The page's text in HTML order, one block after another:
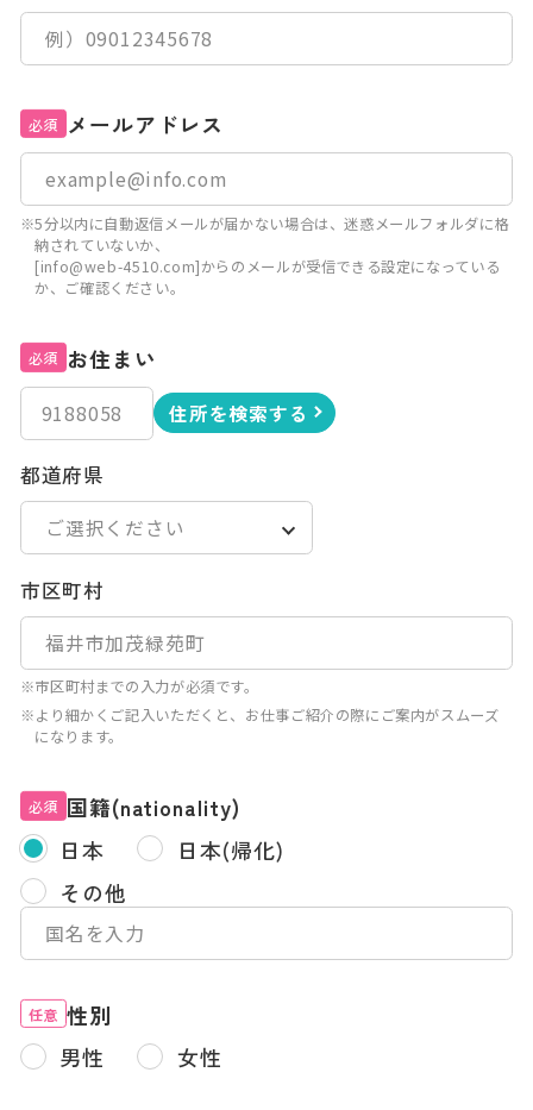
必須 メールアドレス
※5分以内に自動返信メールが届かない場合は、迷惑メールフォルダに格
納されていないか、
[info@web-4510.com]からのメールが受信できる設定になっている
か、ご確認ください。
必須 お住まい
住所を検索する
都道府県
市区町村
※市区町村までの入力が必須です。
※より細かくご記入いただくと、お仕事ご紹介の際にご案内がスムーズ
になります。
必須 国籍(nationality)
日本
日本(帰化)
その他
任意 性別
男性
女性